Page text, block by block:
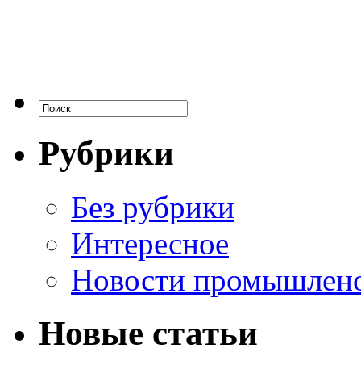
Рубрики
Без рубрики
Интересное
Новости
Новые статьи